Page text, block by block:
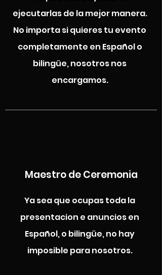
ejecutarlas de la mejor manera.
No importa si quieres tu evento
completamente en Español o
bilingüe, nosotros nos
encargamos.
Maestro de Ceremonia
Ya sea que ocupas toda la
presentacion e anuncios en
Español, o bilingüe, no hay
imposible para nosotros.